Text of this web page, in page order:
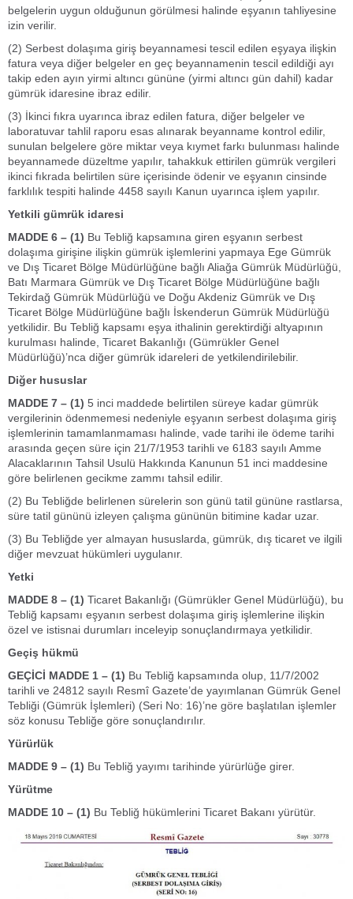
belgelerin uygun olduğunun görülmesi halinde eşyanın tahliyesine
izin verilir.
(2) Serbest dolaşıma giriş beyannamesi tescil edilen eşyaya ilişkin
fatura veya diğer belgeler en geç beyannamenin tescil edildiği ayı
takip eden ayın yirmi altıncı gününe (yirmi altıncı gün dahil) kadar
gümrük idaresine ibraz edilir.
(3) İkinci fıkra uyarınca ibraz edilen fatura, diğer belgeler ve
laboratuvar tahlil raporu esas alınarak beyanname kontrol edilir,
sunulan belgelere göre miktar veya kıymet farkı bulunması halinde
beyannamede düzeltme yapılır, tahakkuk ettirilen gümrük vergileri
ikinci fıkrada belirtilen süre içerisinde ödenir ve eşyanın cinsinde
farklılık tespiti halinde 4458 sayılı Kanun uyarınca işlem yapılır.
Yetkili gümrük idaresi
MADDE 6 – (1) Bu Tebliğ kapsamına giren eşyanın serbest
dolaşıma girişine ilişkin gümrük işlemlerini yapmaya Ege Gümrük
ve Dış Ticaret Bölge Müdürlüğüne bağlı Aliağa Gümrük Müdürlüğü,
Batı Marmara Gümrük ve Dış Ticaret Bölge Müdürlüğüne bağlı
Tekirdağ Gümrük Müdürlüğü ve Doğu Akdeniz Gümrük ve Dış
Ticaret Bölge Müdürlüğüne bağlı İskenderun Gümrük Müdürlüğü
yetkilidir. Bu Tebliğ kapsamı eşya ithalinin gerektirdiği altyapının
kurulması halinde, Ticaret Bakanlığı (Gümrükler Genel
Müdürlüğü)’nca diğer gümrük idareleri de yetkilendirilebilir.
Diğer hususlar
MADDE 7 – (1) 5 inci maddede belirtilen süreye kadar gümrük
vergilerinin ödenmemesi nedeniyle eşyanın serbest dolaşıma giriş
işlemlerinin tamamlanmaması halinde, vade tarihi ile ödeme tarihi
arasında geçen süre için 21/7/1953 tarihli ve 6183 sayılı Amme
Alacaklarının Tahsil Usulü Hakkında Kanunun 51 inci maddesine
göre belirlenen gecikme zammı tahsil edilir.
(2) Bu Tebliğde belirlenen sürelerin son günü tatil gününe rastlarsa,
süre tatil gününü izleyen çalışma gününün bitimine kadar uzar.
(3) Bu Tebliğde yer almayan hususlarda, gümrük, dış ticaret ve ilgili
diğer mevzuat hükümleri uygulanır.
Yetki
MADDE 8 – (1) Ticaret Bakanlığı (Gümrükler Genel Müdürlüğü), bu
Tebliğ kapsamı eşyanın serbest dolaşıma giriş işlemlerine ilişkin
özel ve istisnai durumları inceleyip sonuçlandırmaya yetkilidir.
Geçiş hükmü
GEÇİCİ MADDE 1 – (1) Bu Tebliğ kapsamında olup, 11/7/2002
tarihli ve 24812 sayılı Resmî Gazete’de yayımlanan Gümrük Genel
Tebliği (Gümrük İşlemleri) (Seri No: 16)’ne göre başlatılan işlemler
söz konusu Tebliğe göre sonuçlandırılır.
Yürürlük
MADDE 9 – (1) Bu Tebliğ yayımı tarihinde yürürlüğe girer.
Yürütme
MADDE 10 – (1) Bu Tebliğ hükümlerini Ticaret Bakanı yürütür.